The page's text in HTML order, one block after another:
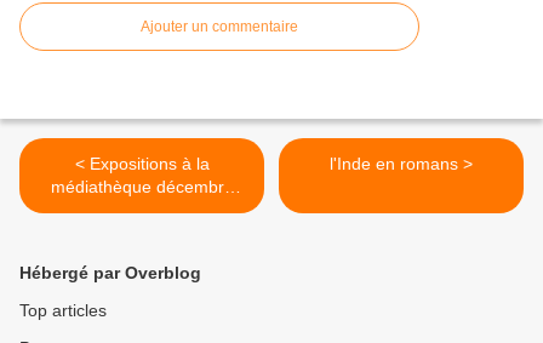
Ajouter un commentaire
< Expositions à la
médiathèque décembre
2010-janvier 2011 (rappel)
l'Inde en romans >
Hébergé par Overblog
Top articles